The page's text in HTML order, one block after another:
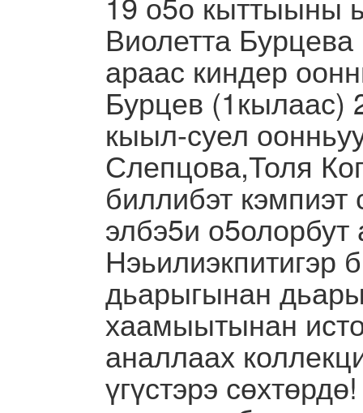
Виолетта
араас киндер
Бурцев (1кылаас)
кыыл-суел
Слепцова,Толя
биллибэт
элбэ5и
Нэьилиэкпитигэр
дьарыгынан
хаамыытынан
аналлаах
үгүстэрэ